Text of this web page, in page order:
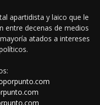
apartidista y laico que le
entre decenas de medios
atados a intereses